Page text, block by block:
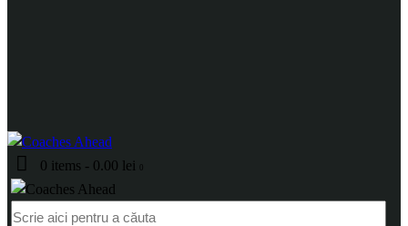
0 items - 0.00 lei